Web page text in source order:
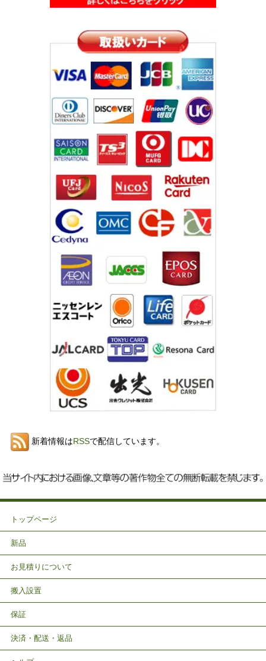
新着情報はRSSで配信しています。
トップページ
新品
お見積りについて
搬入設置
保証
決済・配送・返品